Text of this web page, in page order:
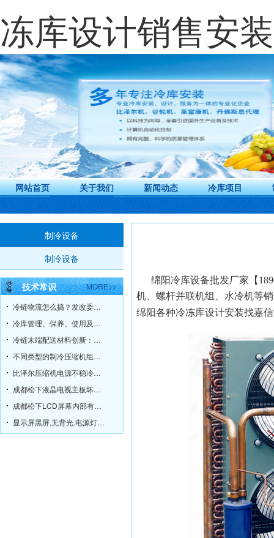
冻库设计销售安装
网站首页 关于我们 新闻动态 冷库项目
制冷设备
制冷设备
MORE>>
技术常识
冷链物流怎么搞？发改委给你指明方向！
冷库管理、保养、使用及故障维修方法
冷链末端配送材料创新：冷链不脱链
不同类型的制冷压缩机组的工作原理
比泽尔压缩机电源不稳冷却不足的原因
成都松下液晶电视主板坏了，有必要维修吗？
成都松下LCD屏幕内部有污点
显示屏黑屏,无背光.电源灯绿灯常亮.
绵阳冷库设备批发厂家【
机、螺杆并联机组、水冷机等
绵阳各种冷冻库设计安装找嘉